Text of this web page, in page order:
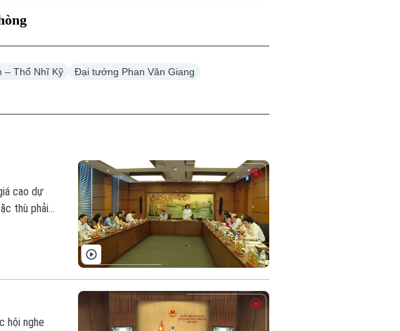
– Thổ Nhĩ Kỹ
Đại tướng Phan Văn Giang
cao dự
thù phải
hội nghe